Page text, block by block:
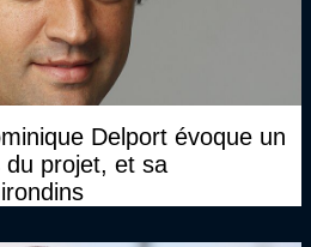
Delport évoque un
projet, et sa